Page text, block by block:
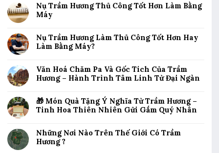
Nụ Trầm Hương Thủ Công Tốt Hơn Làm Bằng
Máy
Nụ Trầm Hương Làm Thủ Công Tốt Hơn Hay
Làm Bằng Máy?
Văn Hoá Chăm Pa Và Gốc Tích Của Trầm
Hương – Hành Trình Tâm Linh Từ Đại Ngàn
🎁 Món Quà Tặng Ý Nghĩa Từ Trầm Hương –
Tinh Hoa Thiên Nhiên Gửi Gắm Quý Nhân
Những Nơi Nào Trên Thế Giới Có Trầm
Hương ?